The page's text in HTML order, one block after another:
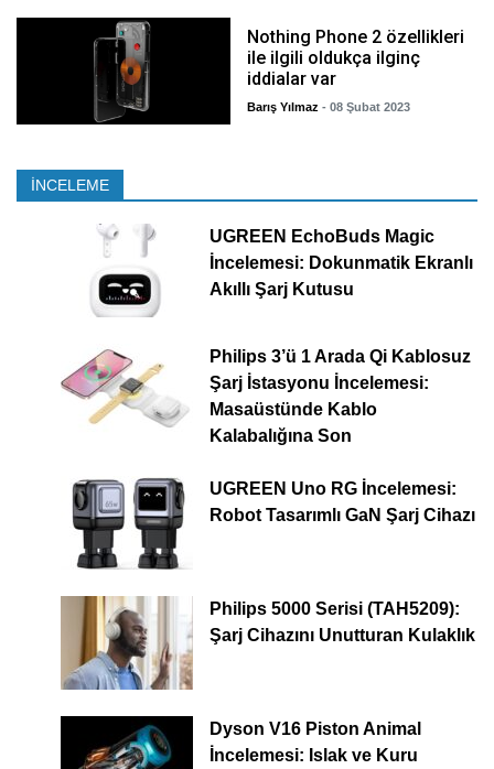
Nothing Phone 2 özellikleri
ile ilgili oldukça ilginç
iddialar var
Barış Yılmaz - 08 Şubat 2023
İNCELEME
UGREEN EchoBuds Magic
İncelemesi: Dokunmatik Ekranlı
Akıllı Şarj Kutusu
Philips 3’ü 1 Arada Qi Kablosuz
Şarj İstasyonu İncelemesi:
Masaüstünde Kablo
Kalabalığına Son
UGREEN Uno RG İncelemesi:
Robot Tasarımlı GaN Şarj Cihazı
Philips 5000 Serisi (TAH5209):
Şarj Cihazını Unutturan Kulaklık
Dyson V16 Piston Animal
İncelemesi: Islak ve Kuru